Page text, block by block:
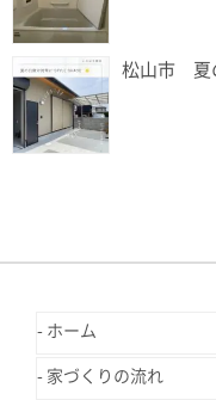
松山市 夏
ホーム
家づくりの流れ